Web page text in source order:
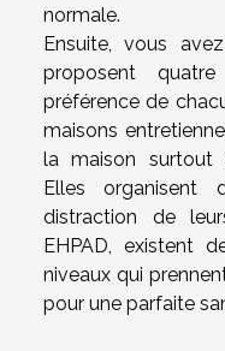
normale.
Ensuite, vous
proposent
préférence de
maisons
la maison surtout
Elles organisent
distraction de
EHPAD, existent
niveaux qui
pour une parfaite